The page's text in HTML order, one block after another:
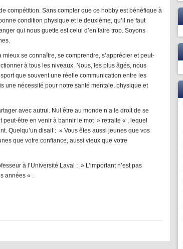
compétition. Sans compter que ce hobby est bénéfique à
condition physique et le deuxième, qu’il ne faut
qui nous guette est celui d’en faire trop. Soyons
se connaître, se comprendre, s’apprécier et peut-
à tous les niveaux. Nous, les plus âgés, nous
que souvent une réelle communication entre les
une nécessité pour notre santé mentale, physique et
avec autrui. Nul être au monde n’a le droit de se
être en venir à bannir le mot » retraite « , lequel
Quelqu’un disait : » Vous êtes aussi jeunes que vos
que votre confiance, aussi vieux que votre
à l’Université Laval : » L’important n’est pas
années « .